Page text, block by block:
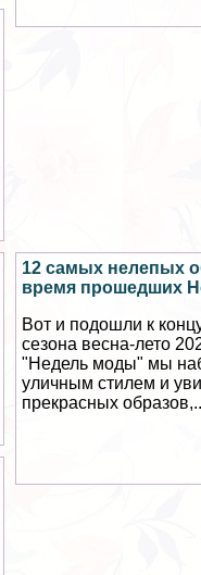
12 самых нелепых
время прошедших
Вот и подошли к
сезона весна-лето
"Недель моды" мы
уличным стилем и
прекрасных